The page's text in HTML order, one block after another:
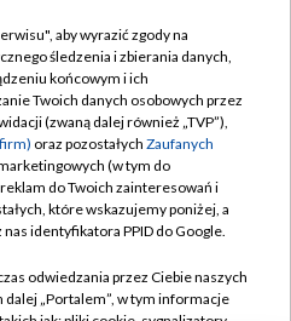
TVP
TVP
prywatności
zgody
Pomoc
aby wyrazić zgody na
śledzenia i zbierania danych,
końcowym i ich
Twoich danych osobowych przez
(zwaną dalej również „TVP”),
oraz pozostałych Zaufanych
(w tym do
do Twoich zainteresowań i
które wskazujemy poniżej, a
identyfikatora PPID do Google.
odwiedzania przez Ciebie naszych
dalej „Portalem”, w tym informacje